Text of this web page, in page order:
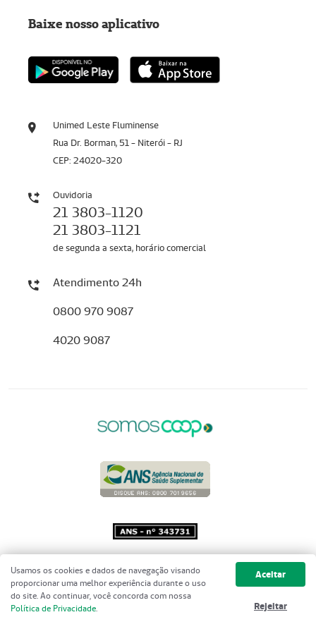
Unimed Leste Fluminense
Rua Dr. Borman, 51 - Niterói - RJ
CEP: 24020-320
Ouvidoria
21 3803-1120
21 3803-1121
de segunda a sexta, horário comercial
Atendimento 24h
0800 970 9087
4020 9087
Baixe nosso aplicativo
Copyright 2001 - 2026 Unimed do
Brasil - Todos os direitos reservados
Usamos os cookies e dados de navegação visando
proporcionar uma melhor experiência durante o uso
do site. Ao continuar, você concorda com nossa
Política de Privacidade.
Aceitar
Rejeitar